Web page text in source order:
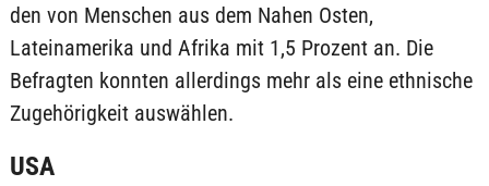
den von Menschen aus dem Nahen Osten,
Lateinamerika und Afrika mit 1,5 Prozent an. Die
Befragten konnten allerdings mehr als eine ethnische
Zugehörigkeit auswählen.
USA